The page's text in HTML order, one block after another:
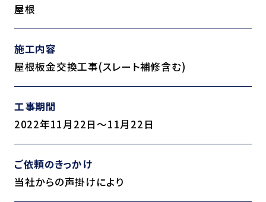
屋根
施工内容
屋根板金交換工事(スレート補修含む)
工事期間
2022年11月22日～11月22日
ご依頼のきっかけ
当社からの声掛けにより